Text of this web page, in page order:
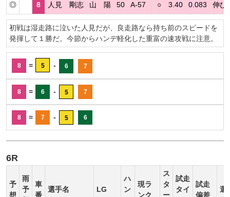
◎ 8 人見 剛志 山 陽 50 A-57 ○ 3.40 0.083 伸び
初戦は湿走路に泣いた人見だが、良走路なら持ち前のスピードを
発揮して１勝だ。今節からハンデ軽化した重富の速攻戦に注意。
8 = 5 - 6 7
8 = 6 - 5 7
8 = 7 - 5 6
6R
予
想
雨
予
車
番
選手名 LG
ハ
ン
現ラ
ンク
ス
タ
ー
試走
タイ
試走
偏差
選